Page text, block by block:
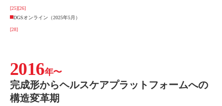
[25][26]
DGSオンライン（2025年5月）
[28]
2016年〜
完成形からヘルスケアプラットフォームへの
構造変革期